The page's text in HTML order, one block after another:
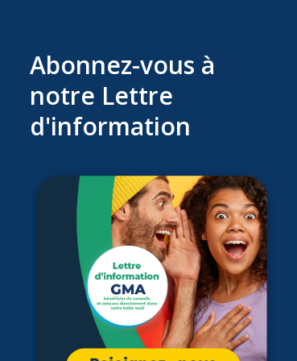
Abonnez-vous à
notre Lettre
d'information